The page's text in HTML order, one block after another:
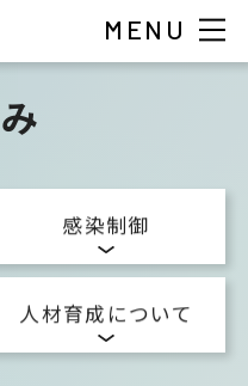
感染制御
人材育成について
MENU